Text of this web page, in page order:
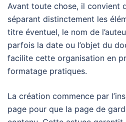
Avant toute chose, il convient
séparant distinctement les
titre éventuel, le nom de
parfois la date ou l’objet du
facilite cette organisation en
formatage pratiques.
La création commence par
page pour que la page de